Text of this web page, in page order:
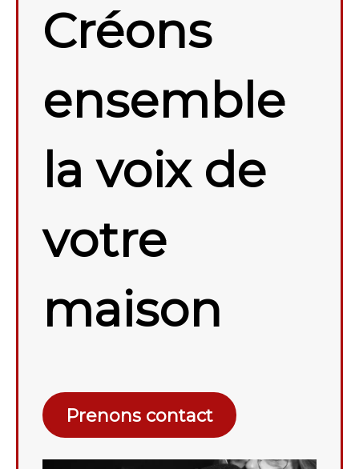
Créons
ensemble
la voix de
votre
maison
Prenons contact